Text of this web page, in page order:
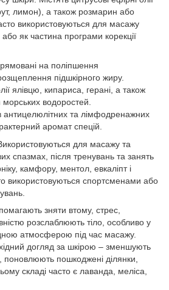
лимон), а також розмарин або
використовуються для масажу
як частина програми корекції
на поліпшення
підшкірного жиру.
ялівцю, кипариса, герані, а також
морських водоростей.
антицелюлітних та лімфодренажних
аромат спецій.
для масажу та
спазмах, після тренувань та занять
камфору, ментол, евкаліпт і
використовуються спортсменами або
зняти втому, стрес,
розслаблюють тіло, особливо у
атмосферою під час масажу.
догляд за шкірою – зменшують
поновлюють пошкоджені ділянки,
складі часто є лаванда, меліса,